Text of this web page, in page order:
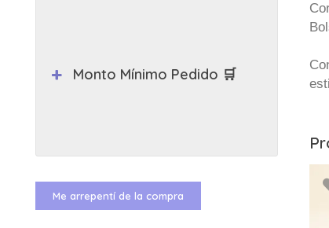
Monto Mínimo Pedido 🛒
Me arrepentí de la compra